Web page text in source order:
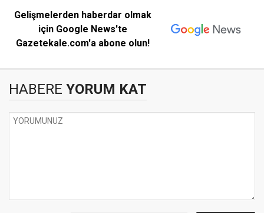
Gelişmelerden haberdar olmak
için Google News'te
Gazetekale.com'a abone olun!
HABERE YORUM KAT